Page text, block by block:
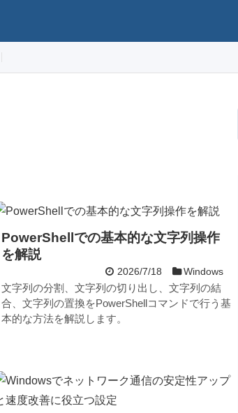
PowerShellでの基本的な文字列操作
を解説
2026/7/18 Windows
文字列の分割、文字列の切り出し、文字列の結
合、文字列の置換をPowerShellコマンドで行う基
本的な方法を解説します。